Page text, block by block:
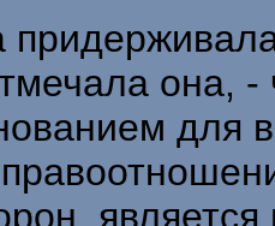
она,
для